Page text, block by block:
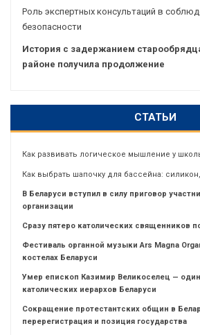
Роль экспертных консультаций в
безопасности
История с задержанием
районе получила продолжение
СТАТЬИ
Как развивать логическое мышление у
Как выбрать шапочку для бассейна:
В Беларуси вступил в силу приговор
организации
Сразу пятеро католических священников
Фестиваль органной музыки Ars Magna
костелах Беларуси
Умер епископ Казимир Великоселец —
католических иерархов Беларуси
Сокращение протестантских общин в
перерегистрация и позиция государства